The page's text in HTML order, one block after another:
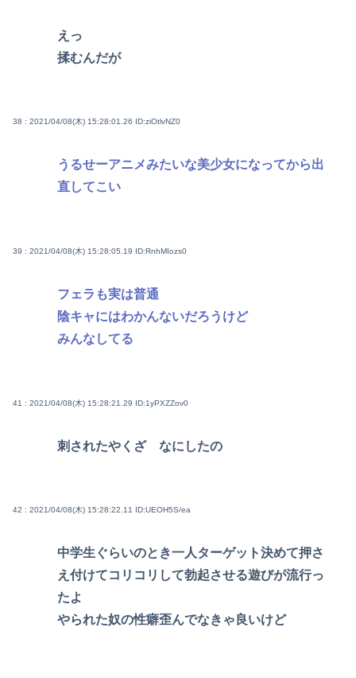
えっ
揉むんだが
38 : 2021/04/08(木) 15:28:01.26 ID:ziOtlvNZ0
うるせーアニメみたいな美少女になってから出
直してこい
39 : 2021/04/08(木) 15:28:05.19 ID:RnhMIozs0
フェラも実は普通
陰キャにはわかんないだろうけど
みんなしてる
41 : 2021/04/08(木) 15:28:21.29 ID:1yPXZZov0
刺されたやくざ なにしたの
42 : 2021/04/08(木) 15:28:22.11 ID:UEOH5S/ea
中学生ぐらいのとき一人ターゲット決めて押さ
え付けてコリコリして勃起させる遊びが流行っ
たよ
やられた奴の性癖歪んでなきゃ良いけど